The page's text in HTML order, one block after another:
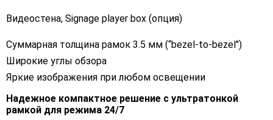
Видеостена, Signage player box (опция)
Суммарная толщина рамок 3.5 мм (“bezel-to-bezel")
Широкие углы обзора
Яркие изображения при любом освещении
Надежное компактное решение с ультратонкой
рамкой для режима 24/7